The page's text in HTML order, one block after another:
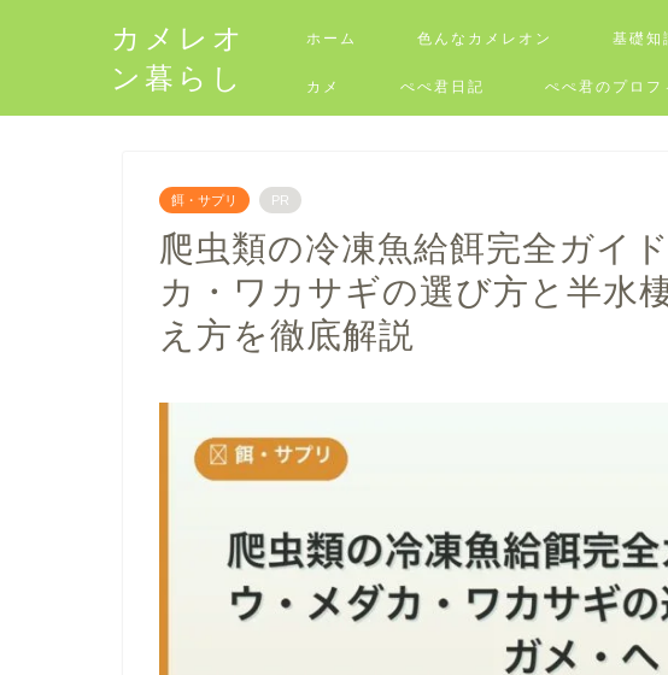
カメレオ
ン暮らし
ホーム 色んなカメレオン 基礎知
カメ ぺぺ君日記 ぺぺ君のプロフ
餌・サプリ PR
爬虫類の冷凍魚給餌完全ガイ
カ・ワカサギの選び方と半水
え方を徹底解説